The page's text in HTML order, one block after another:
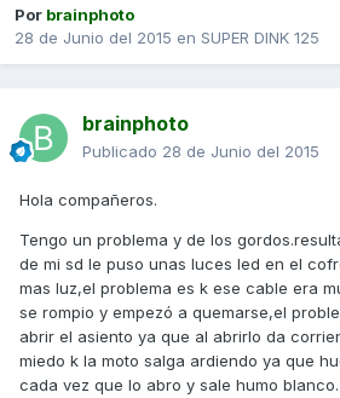
Por brainphoto
28 de Junio del 2015 en SUPER DINK 125
brainphoto
Publicado 28 de Junio del 2015
Hola compañeros.
Tengo un problema y de los
de mi sd le puso unas luces led en el
mas luz,el problema es k ese cable era
se rompio y empezó a quemarse,el
abrir el asiento ya que al abrirlo da
miedo k la moto salga ardiendo ya que
cada vez que lo abro y sale humo